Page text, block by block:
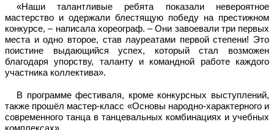
«Наши талантливые ребята показали невероятное
мастерство и одержали блестящую победу на престижном
конкурсе, – написала хореограф. – Они завоевали три первых
места и одно второе, став лауреатами первой степени! Это
поистине выдающийся успех, который стал возможен
благодаря упорству, таланту и командной работе каждого
участника коллектива».
В программе фестиваля, кроме конкурсных выступлений,
также прошёл мастер-класс «Основы народно-характерного и
современного танца в танцевальных комбинациях и учебных
комплексах».